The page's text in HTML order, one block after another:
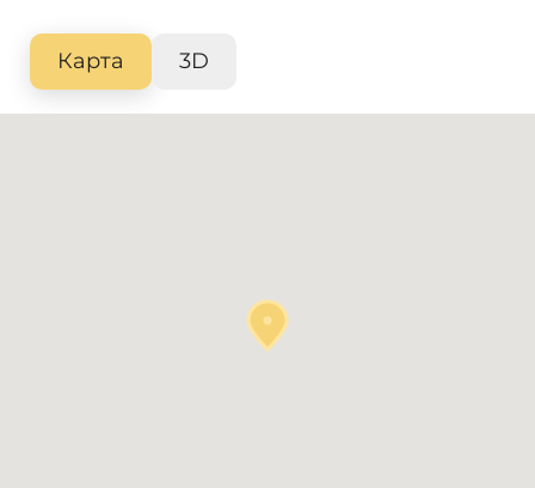
Карта 3D